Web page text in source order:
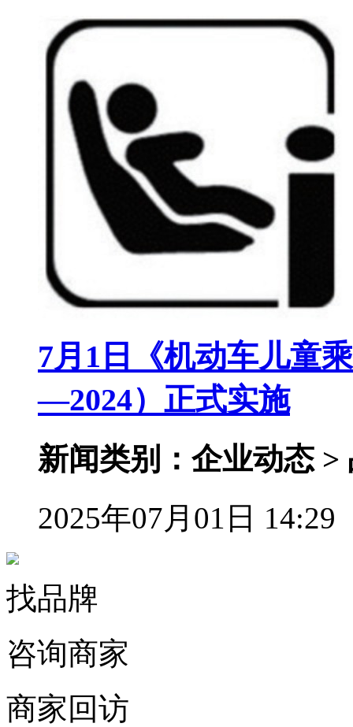
7月1日《机动车儿童
—2024）正式实施
新闻类别：企业动态 >
2025年07月01日 14:29
找品牌
咨询商家
商家回访